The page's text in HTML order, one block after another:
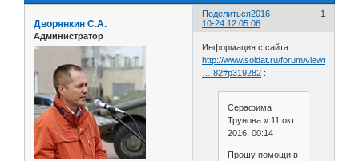
Поделиться 1
2016-
10-24 12:05:06
Дворянкин С.А.
Администратор
Информация с сайта
http://www.soldat.ru/forum/viewtopic.ph
… 82#p319282 :
Серафима
Трунова » 11 окт
2016, 00:14
Прошу помощи в